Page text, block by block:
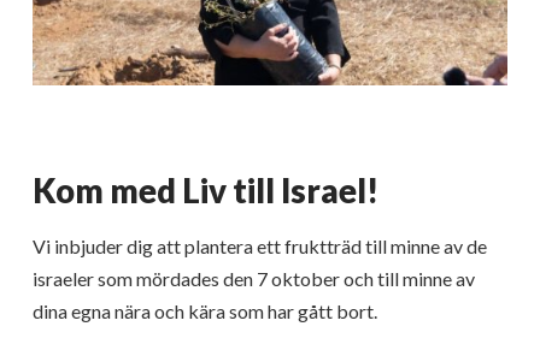
Kom med Liv till Israel!
Vi inbjuder dig att plantera ett fruktträd till minne av de
israeler som mördades den 7 oktober och till minne av
dina egna nära och kära som har gått bort.